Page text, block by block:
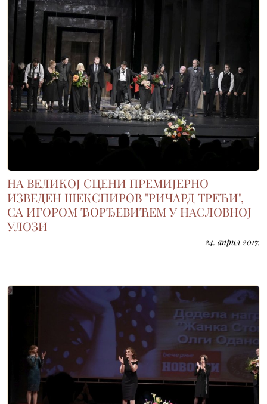
НА ВЕЛИКОЈ СЦЕНИ ПРЕМИЈЕРНО
ИЗВЕДЕН ШЕКСПИРОВ "РИЧАРД ТРЕЋИ",
СА ИГОРОМ ЂОРЂЕВИЋЕМ У НАСЛОВНОЈ
УЛОЗИ
24. април 2017.